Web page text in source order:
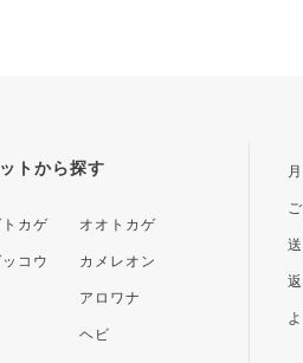
トから探す
カゲ オオトカゲ
コウ カメレオン
アロワナ
ヘビ